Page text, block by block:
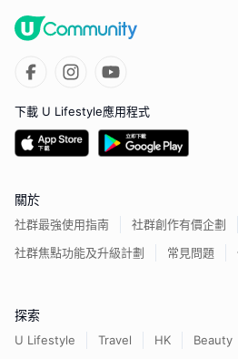
下載 U Lifestyle應用程式
關於
社群最強使用指南
社群創作有價企劃
社群焦點功能及升級計劃
常見問題
探索
U Lifestyle Travel HK Beauty